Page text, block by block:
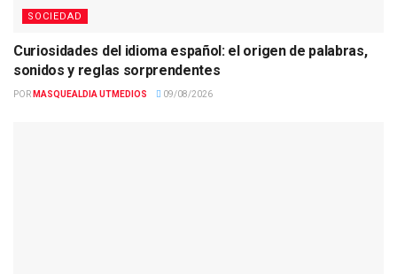
SOCIEDAD
Curiosidades del idioma español: el origen de palabras,
sonidos y reglas sorprendentes
POR MASQUEALDIA UTMEDIOS 09/08/2026